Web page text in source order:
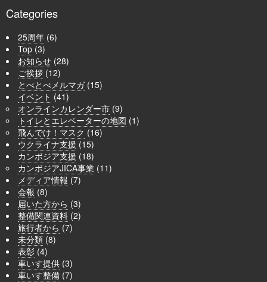
Categories
25周年 (6)
Top (3)
お知らせ (28)
ご挨拶 (12)
とべとべメルマガ(15)
イベント (41)
オンラインカレンダー市 (9)
トイレとエレベーターの地図 (1)
飛んでけ！マスク (16)
ウクライナ支援 (15)
カンボジア支援 (18)
カンボジアJICA事業 (11)
メディア情報 (7)
会報 (8)
届いた方から (3)
整備関連資料 (2)
旅行者から (7)
未分類 (8)
表彰 (4)
車いす提供 (3)
車いす整備 (7)